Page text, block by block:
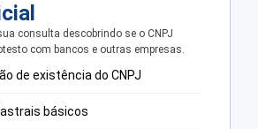
consulta descobrindo se o CNPJ
com bancos e outras empresas.
de existência do CNPJ
básicos